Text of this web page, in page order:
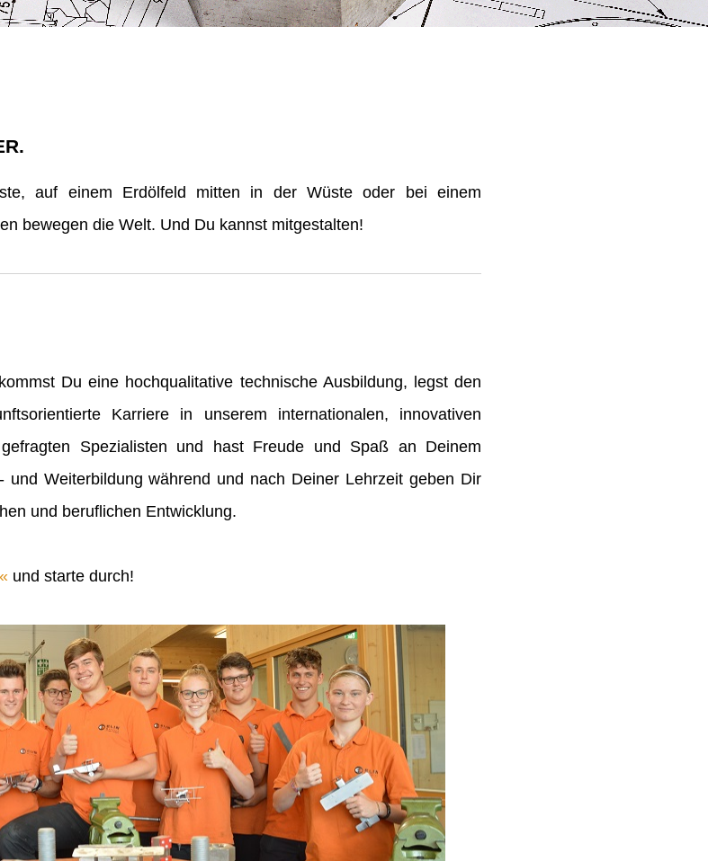
auf einem Erdölfeld mitten in der Wüste oder bei einem
bewegen die Welt. Und Du kannst mitgestalten!
Du eine hochqualitative technische Ausbildung, legst den
Karriere in unserem internationalen, innovativen
Spezialisten und hast Freude und Spaß an Deinem
und Weiterbildung während und nach Deiner Lehrzeit geben Dir
und beruflichen Entwicklung.
und starte durch!